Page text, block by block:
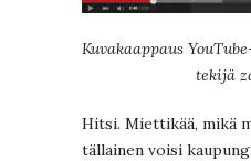
Kuvakaappaus
tekijä
Hitsi. Miettikää, mikä
tällainen voisi